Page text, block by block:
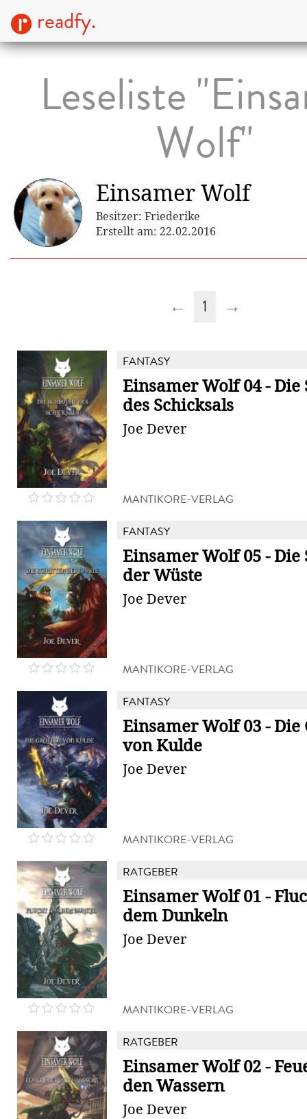
readfy.
Leseliste
Wolf"
Einsamer Wolf
Besitzer: Friederike
Erstellt am: 22.02.2016
← 1 →
FANTASY
Einsamer Wolf 04 - Die
des Schicksals
Joe Dever
MANTIKORE-VERLAG
FANTASY
Einsamer Wolf 05 - Die
der Wüste
Joe Dever
MANTIKORE-VERLAG
FANTASY
Einsamer Wolf 03 - Die
von Kulde
Joe Dever
MANTIKORE-VERLAG
RATGEBER
Einsamer Wolf 01 -
dem Dunkeln
Joe Dever
MANTIKORE-VERLAG
RATGEBER
Einsamer Wolf 02 -
den Wassern
Joe Dever